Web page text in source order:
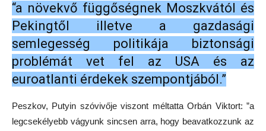
“a növekvő függőségnek Moszkvától és
Pekingtől illetve a gazdasági
semlegesség politikája biztonsági
problémát vet fel az USA és az
euroatlanti érdekek szempontjából.”
Peszkov, Putyin szóvivője viszont méltatta Orbán Viktort: ”a
legcsekélyebb vágyunk sincsen arra, hogy beavatkozzunk az